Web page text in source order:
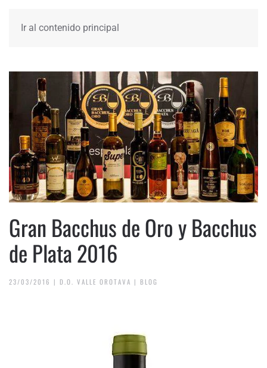
Ir al contenido principal
Gran Bacchus de Oro y Bacchus
de Plata 2016
23/03/2016 | D.O. VALLE OROTAVA | BLOG